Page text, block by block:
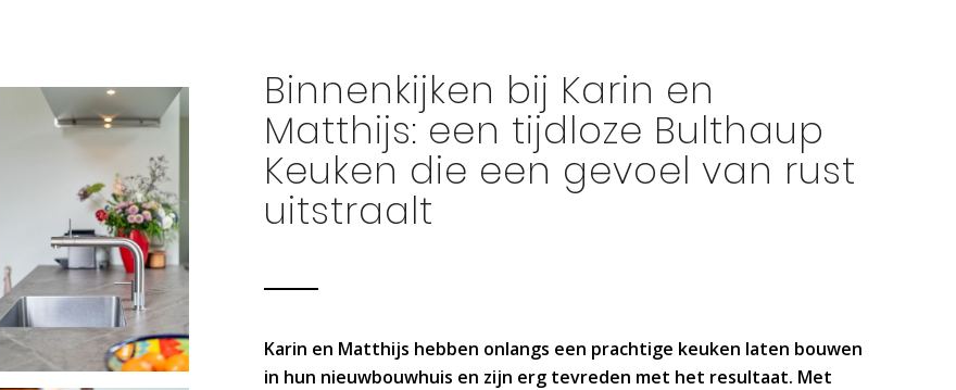
Binnenkijken bij Karin en
Matthijs: een tijdloze Bulthaup
Keuken die een gevoel van rust
uitstraalt
Karin en Matthijs hebben onlangs een prachtige keuken laten bouwen
in hun nieuwbouwhuis en zijn erg tevreden met het resultaat. Met